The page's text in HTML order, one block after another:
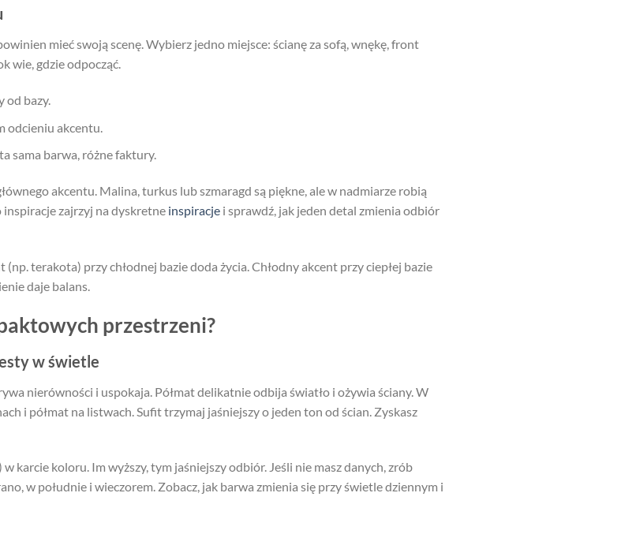
mieć swoją scenę. Wybierz jedno miejsce: ścianę za sofą, wnękę, front
wie, gdzie odpocząć.
od bazy.
odcieniu akcentu.
sama barwa, różne faktury.
akcentu. Malina, turkus lub szmaragd są piękne, ale w nadmiarze robią
zajrzyj na dyskretne inspiracje i sprawdź, jak jeden detal zmienia odbiór
terakota) przy chłodnej bazie doda życia. Chłodny akcent przy ciepłej bazie
daje balans.
przestrzeni?
w świetle
nierówności i uspokaja. Półmat delikatnie odbija światło i ożywia ściany. W
i półmat na listwach. Sufit trzymaj jaśniejszy o jeden ton od ścian. Zyskasz
karcie koloru. Im wyższy, tym jaśniejszy odbiór. Jeśli nie masz danych, zrób
w południe i wieczorem. Zobacz, jak barwa zmienia się przy świetle dziennym i